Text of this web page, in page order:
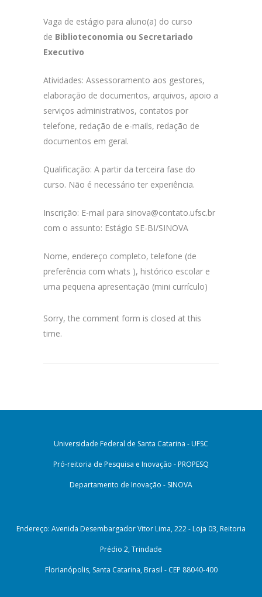
Vaga de estágio para aluno(a) do curso
de Biblioteconomia ou Secretariado
Executivo
Atividades: Assessoramento aos gestores,
elaboração de documentos, arquivos, apoio a
serviços administrativos, contatos por
telefone, redação de e-mails, redação de
documentos em geral.
Qualificação: A partir da terceira fase do
curso. Não é necessário ter experiência.
Inscrição: E-mail para sinova@contato.ufsc.br
com o assunto: Estágio SE-BI/SINOVA
Nome, endereço completo, telefone (de
preferência com whats ), histórico escolar e
uma pequena apresentação (mini currículo)
Sorry, the comment form is closed at this
time.
Universidade Federal de Santa Catarina - UFSC
Pró-reitoria de Pesquisa e Inovação - PROPESQ
Departamento de Inovação - SINOVA
Endereço: Avenida Desembargador Vitor Lima, 222 - Loja 03, Reitoria
Prédio 2, Trindade
Florianópolis, Santa Catarina, Brasil - CEP 88040-400